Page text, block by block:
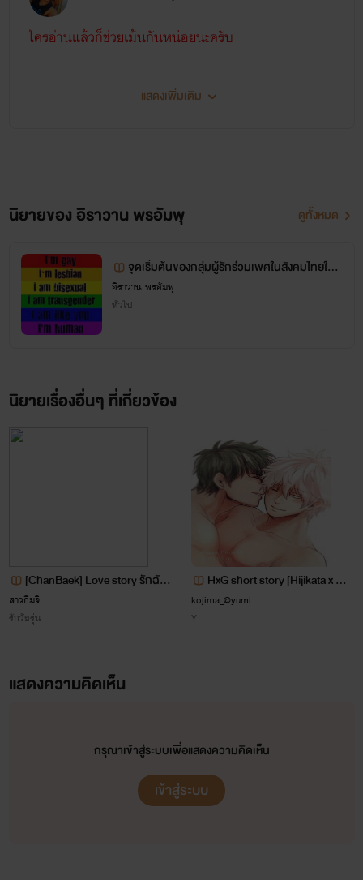
--------------------------------------------------
ป.ล. ส่วนที่นำมาโพสถูกแก้ไขคำหยาบคายและตัดทอนเอา
ของ สุรัตนาวี สามารถหา
อ่านได้ที่ Fanpage : West of eden หรือ ร้านหนังสือนิยายสุ
รัตนาวี(ไม่ได้ขายนะครับ
ใครอ่านแล้วก็ช่วยเม้นกันหน่อยนะครับ
นิยายจะได้ไม่ตกไปหน้าหลังๆ
แสดงเพิ่มเติม
นิยายของ อิราวาน พรอัมพุ ดูทั้งหมด
จุดเริ่มต้นของกลุ่มผู้รักร่วมเพศในสังคมไทยในป
ระวัติศาสตร์ชาติไทย [ ปกิณกะ / ไม่ติดเหรียญ+
กุญแจ ]
อิราวาน พรอัมพุ
ทั่วไป
นิยายเรื่องอื่นๆ ที่เกี่ยวข้อง
[ChanBaek] Love story รักฉันไ
หม..บอกฉันที
สาวกิมจิ
รักวัยรุ่น
HxG short story [Hijikata x Gin
toki]
kojima_@yumi
Y
แสดงความคิดเห็น
กรุณาเข้าสู่ระบบเพื่อแสดงความคิดเห็น
เข้าสู่ระบบ